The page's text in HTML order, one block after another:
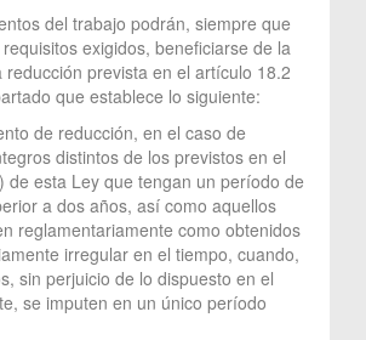
del trabajo podrán, siempre que
exigidos, beneficiarse de la
reducción prevista en el artículo 18.2
que establece lo siguiente:
de reducción, en el caso de
distintos de los previstos en el
de esta Ley que tengan un período de
a dos años, así como aquellos
reglamentariamente como obtenidos
irregular en el tiempo, cuando,
sin perjuicio de lo dispuesto en el
se imputen en un único período